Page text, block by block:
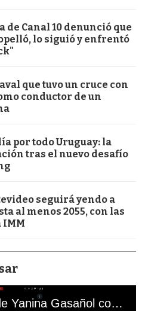
de Canal 10 denunció que
lo siguió y enfrentó
que tuvo un cruce con
conductor de un
por todo Uruguay: la
tras el nuevo desafío
seguirá yendo a
al menos 2055, con las
IMM
El mal momento de Yanina Gasañol con un hincha argentino en "Subrayado"